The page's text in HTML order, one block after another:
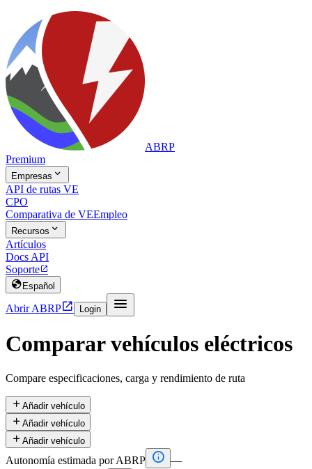
ABRP
Premium
Empresas 
API de rutas VE
CPO
Comparativa de VEEmpleo
Recursos 
Artículos
Docs API
Soporte
 Español
Abrir ABRP Login 
Comparar vehículos eléctricos
Compare especificaciones, carga y rendimiento de ruta
 Añadir vehículo
 Añadir vehículo
 Añadir vehículo
Autonomía estimada por ABRP  —